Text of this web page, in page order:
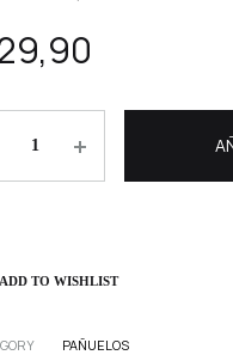
TO WISHLIST
PAÑUELOS